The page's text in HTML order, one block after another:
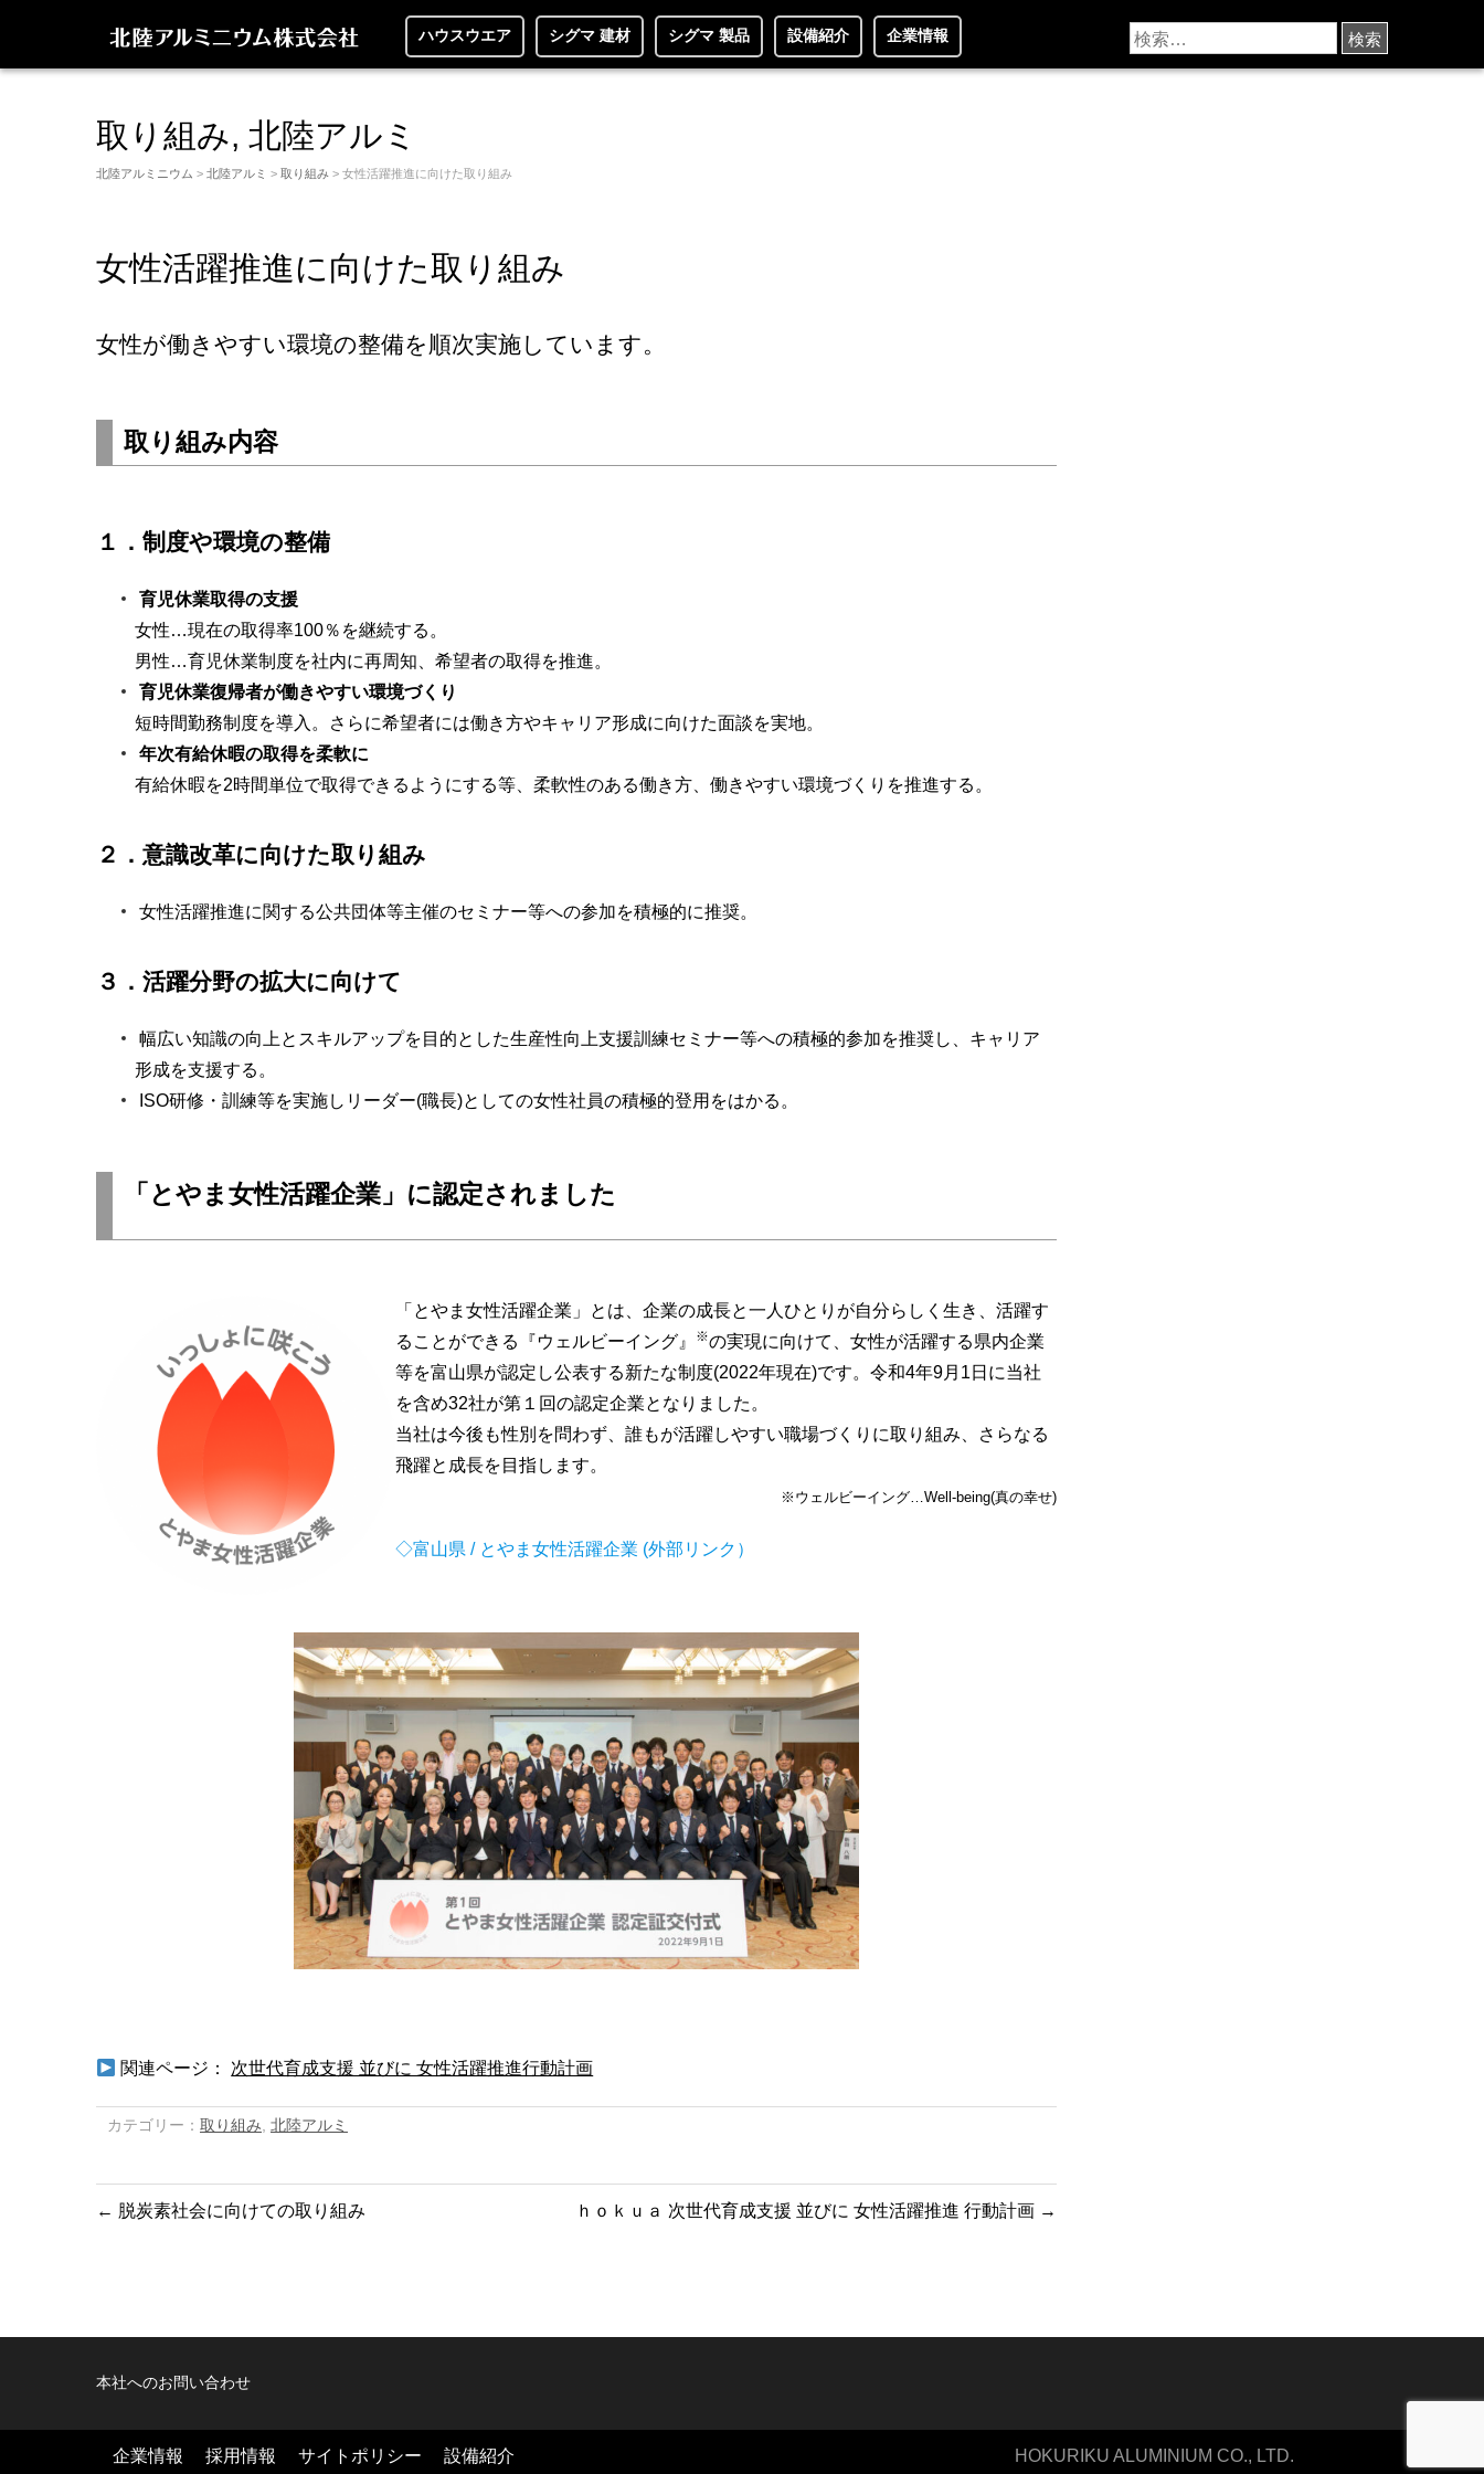
ハウスウエア シグマ 建材 シグマ 製品 設備紹介 企業情報
取り組み, 北陸アルミ
北陸アルミニウム > 北陸アルミ > 取り組み > 女性活躍推進に向けた取り組み
女性活躍推進に向けた取り組み
女性が働きやすい環境の整備を順次実施しています。
取り組み内容
１．制度や環境の整備
育児休業取得の支援
女性…現在の取得率100％を継続する。
男性…育児休業制度を社内に再周知、希望者の取得を推進。
育児休業復帰者が働きやすい環境づくり
短時間勤務制度を導入。さらに希望者には働き方やキャリア形成に向けた面談を実地。
年次有給休暇の取得を柔軟に
有給休暇を2時間単位で取得できるようにする等、柔軟性のある働き方、働きやすい環境づくりを推進する。
２．意識改革に向けた取り組み
女性活躍推進に関する公共団体等主催のセミナー等への参加を積極的に推奨。
３．活躍分野の拡大に向けて
幅広い知識の向上とスキルアップを目的とした生産性向上支援訓練セミナー等への積極的参加を推奨し、キャリア
形成を支援する。
ISO研修・訓練等を実施しリーダー(職長)としての女性社員の積極的登用をはかる。
「とやま女性活躍企業」に認定されました
「とやま女性活躍企業」とは、企業の成長と一人ひとりが自分らしく生き、活躍す
ることができる『ウェルビーイング』
※の実現に向けて、女性が活躍する県内企業
等を富山県が認定し公表する新たな制度(2022年現在)です。令和4年9月1日に当社
を含め32社が第１回の認定企業となりました。
当社は今後も性別を問わず、誰もが活躍しやすい職場づくりに取り組み、さらなる
飛躍と成長を目指します。
※ウェルビーイング…Well-being(真の幸せ)
◇富山県 / とやま女性活躍企業 (外部リンク）
関連ページ： 次世代育成支援 並びに 女性活躍推進行動計画
カテゴリー： 取り組み, 北陸アルミ
← 脱炭素社会に向けての取り組み ｈｏｋｕａ 次世代育成支援 並びに 女性活躍推進 行動計画 →
本社へのお問い合わせ
企業情報 採用情報 サイトポリシー 設備紹介 HOKURIKU ALUMINIUM CO., LTD.